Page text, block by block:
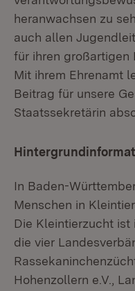
heranwachsen zu
auch allen
für ihren großartigen
Mit ihrem Ehrenamt
Beitrag für unsere
Staatssekretärin
In Baden-
Menschen in
Die Kleintierzucht
die vier
Hohenzollern e.V.,